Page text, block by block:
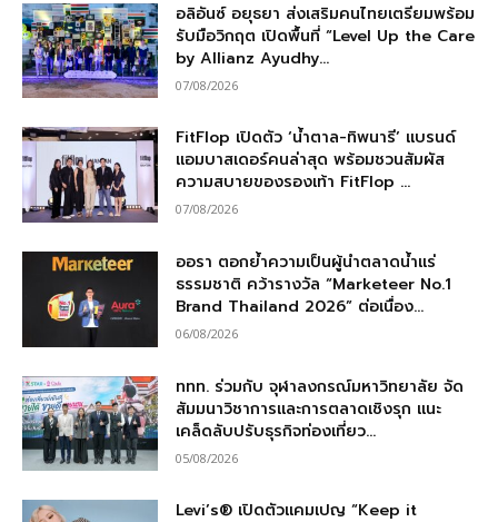
อลิอันซ์ อยุธยา ส่งเสริมคนไทยเตรียมพร้อม
รับมือวิกฤต เปิดพื้นที่ “Level Up the Care
by Allianz Ayudhy...
07/08/2026
FitFlop เปิดตัว ‘น้ำตาล-ทิพนารี’ แบรนด์
แอมบาสเดอร์คนล่าสุด พร้อมชวนสัมผัส
ความสบายของรองเท้า FitFlop ...
07/08/2026
ออรา ตอกย้ำความเป็นผู้นำตลาดน้ำแร่
ธรรมชาติ คว้ารางวัล “Marketeer No.1
Brand Thailand 2026” ต่อเนื่อง...
06/08/2026
ททท. ร่วมกับ จุฬาลงกรณ์มหาวิทยาลัย จัด
สัมมนาวิชาการและการตลาดเชิงรุก แนะ
เคล็ดลับปรับธุรกิจท่องเที่ยว...
05/08/2026
Levi’s® เปิดตัวแคมเปญ “Keep it